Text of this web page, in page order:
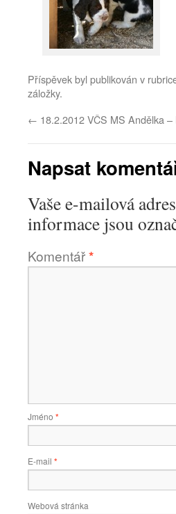
Příspěvek byl publikován v
záložky.
← 18.2.2012 VČS MS Andělka –
Napsat
Vaše e-mailová
informace jsou
Komentář*
Jméno *
E-mail *
Webová stránka